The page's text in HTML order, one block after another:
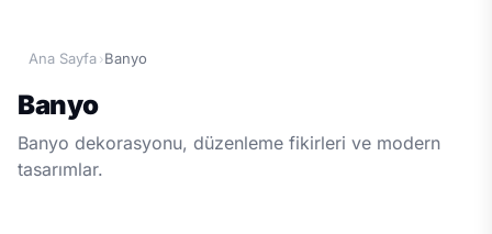
Ana Sayfa ›Banyo
Banyo
Banyo dekorasyonu, düzenleme fikirleri ve modern
tasarımlar.